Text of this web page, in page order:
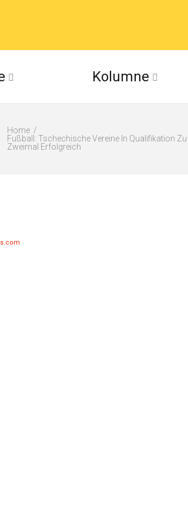
Kolumne
Home
Fußball: Tschechische Vereine In Qualifikation
Zweimal Erfolgreich